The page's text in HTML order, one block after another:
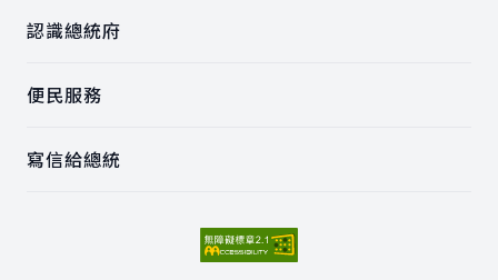
認識總統府
便民服務
寫信給總統